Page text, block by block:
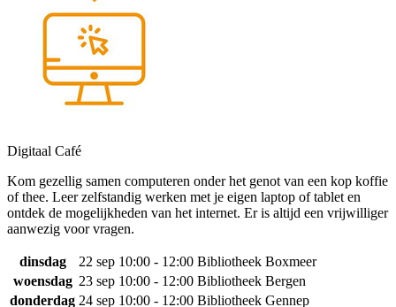
Digitaal Café
Kom gezellig samen computeren onder het genot van een kop koffie
of thee. Leer zelfstandig werken met je eigen laptop of tablet en
ontdek de mogelijkheden van het internet. Er is altijd een vrijwilliger
aanwezig voor vragen.
dinsdag 22 sep 10:00 - 12:00 Bibliotheek Boxmeer
woensdag 23 sep 10:00 - 12:00 Bibliotheek Bergen
donderdag 24 sep 10:00 - 12:00 Bibliotheek Gennep